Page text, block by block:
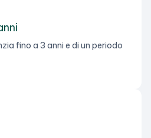
fino a 3 anni e di un periodo